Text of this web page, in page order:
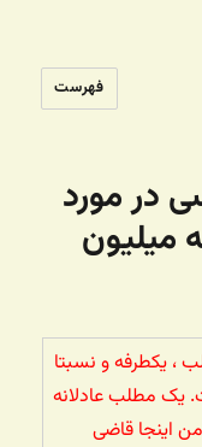
فهرست
در مورد
میلیون
، یکطرفه و نسبتا
یک مطلب عادلانه
اینجا قاضی